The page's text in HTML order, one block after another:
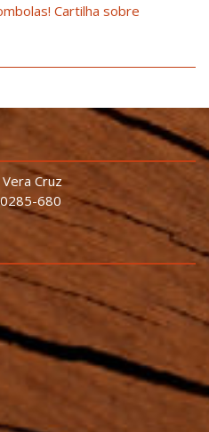
Cartilha sobre
Cruz
680